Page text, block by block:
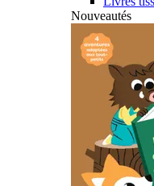
Nouveautés